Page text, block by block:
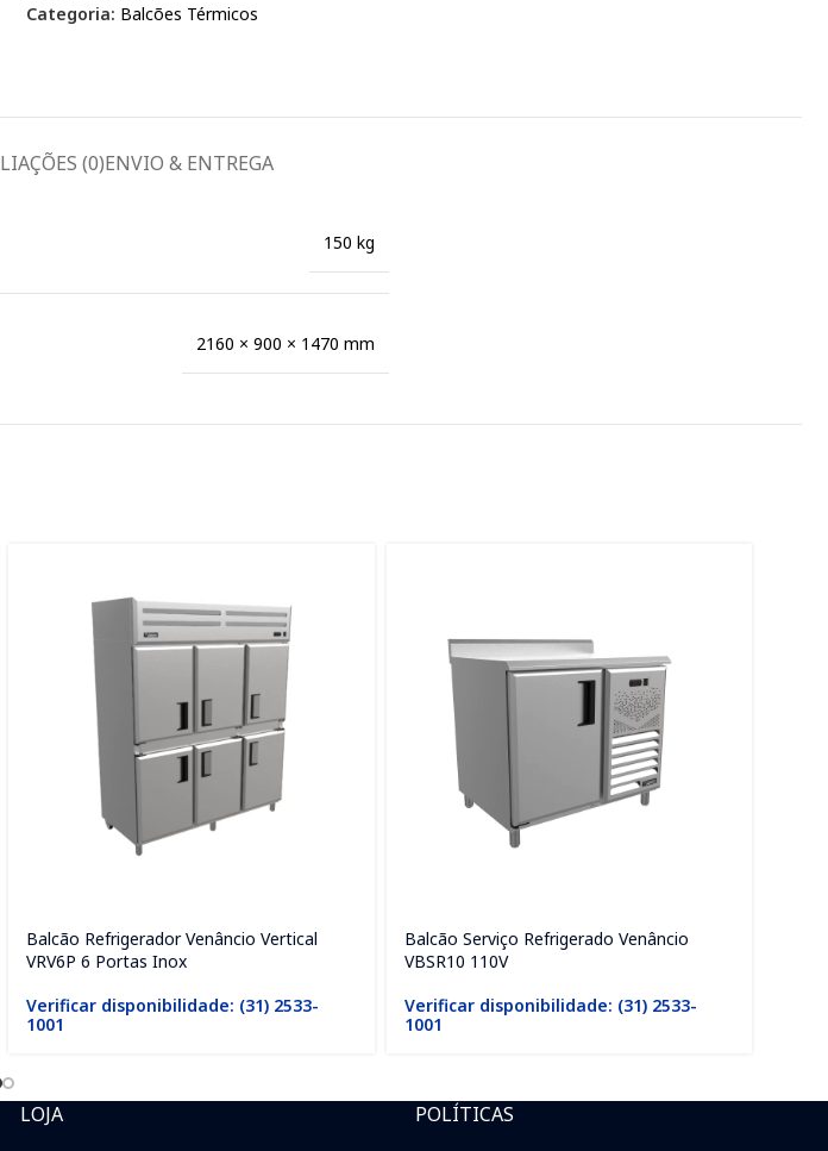
Categoria: Balcões Térmicos
(0)ENVIO & ENTREGA
150 kg
2160 × 900 × 1470 mm
Balcão Refrigerador Venâncio Vertical
VRV6P 6 Portas Inox
Verificar disponibilidade: (31) 2533-
1001
Balcão Serviço Refrigerado Venâncio
VBSR10 110V
Verificar disponibilidade: (31) 2533-
1001
LOJA POLÍTICAS